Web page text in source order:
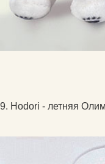
9. Hodori - летняя